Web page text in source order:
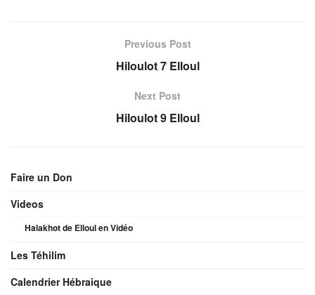
Previous Post
Hiloulot 7 Elloul
Next Post
Hiloulot 9 Elloul
Faire un Don
Videos
Halakhot de Elloul en Vidéo
Les Téhilim
Calendrier Hébraique